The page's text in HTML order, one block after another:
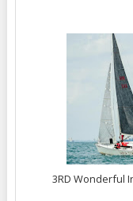
3RD Wonderful